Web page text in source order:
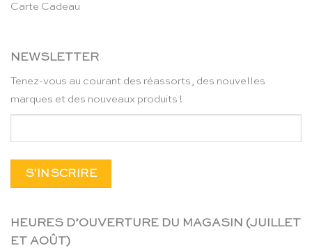
Carte Cadeau
NEWSLETTER
Tenez-vous au courant des réassorts, des nouvelles
marques et des nouveaux produits !
HEURES D’OUVERTURE DU MAGASIN (JUILLET
ET AOÛT)